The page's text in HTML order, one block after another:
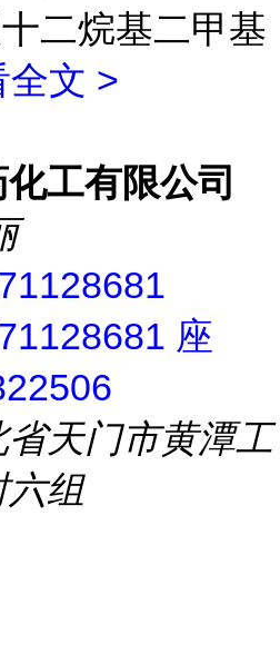
二烷基二甲基
全文 >
工有限公司
座
天门市黄潭工
六组